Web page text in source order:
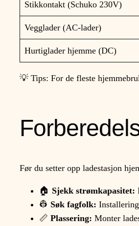
Stikkontakt (Schuko 230V)
Vegglader (AC-lader)
Hurtiglader hjemme (DC)
💡 Tips: For de fleste
Før du setter opp ladestasjon
🏠 Sjekk strømkapasitet:
👷 Søk fagfolk:
📏 Plassering: Monter